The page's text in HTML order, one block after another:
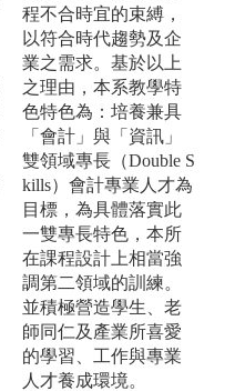
程不合時宜的束縛，
以符合時代趨勢及企
業之需求。基於以上
之理由，本系教學特
色特色為：培養兼具
「會計」與「資訊」
雙領域專長（Double S
kills）會計專業人才為
目標，為具體落實此
一雙專長特色，本所
在課程設計上相當強
調第二領域的訓練。
並積極營造學生、老
師同仁及產業所喜愛
的學習、工作與專業
人才養成環境。